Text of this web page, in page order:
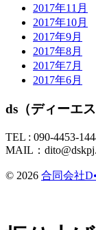
2017年11月
2017年10月
2017年9月
2017年8月
2017年7月
2017年6月
ds（ディーエ
TEL : 090-4453-
MAIL：
© 2026 合同会社